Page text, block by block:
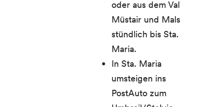
oder aus dem Val
Müstair und Mals
stündlich bis Sta.
Maria.
In Sta. Maria
umsteigen ins
PostAuto zum